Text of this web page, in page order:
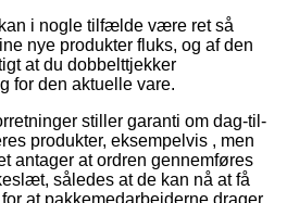
i nogle tilfælde være ret så
nye produkter fluks, og af den
at du dobbelttjekker
for den aktuelle vare.
stiller garanti om dag-til-
produkter, eksempelvis , men
antager at ordren gennemføres
således at de kan nå at få